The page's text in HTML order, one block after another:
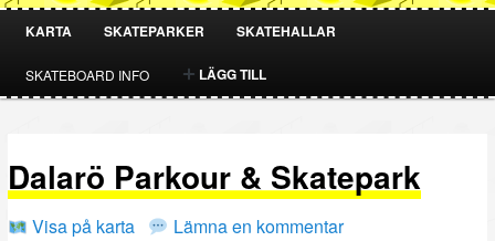
HOPPA
TILL
INNEHÅLL
HOPPA
TILL
INNEHÅLL
KARTA SKATEPARKER SKATEHALLAR
SKATEBOARD INFO LÄGG TILL
Dalarö Parkour & Skatepark
Visa på karta Lämna en kommentar